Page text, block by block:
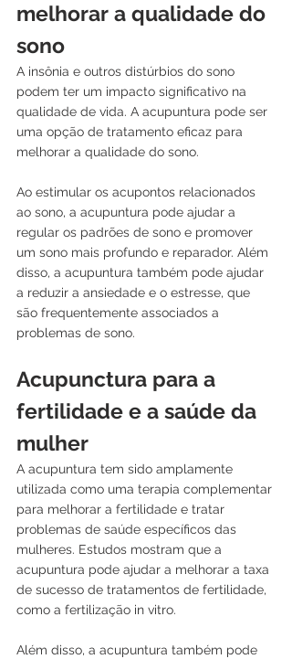
melhorar a qualidade do
sono
A insônia e outros distúrbios do sono
podem ter um impacto significativo na
qualidade de vida. A acupuntura pode ser
uma opção de tratamento eficaz para
melhorar a qualidade do sono.
Ao estimular os acupontos relacionados
ao sono, a acupuntura pode ajudar a
regular os padrões de sono e promover
um sono mais profundo e reparador. Além
disso, a acupuntura também pode ajudar
a reduzir a ansiedade e o estresse, que
são frequentemente associados a
problemas de sono.
Acupunctura para a
fertilidade e a saúde da
mulher
A acupuntura tem sido amplamente
utilizada como uma terapia complementar
para melhorar a fertilidade e tratar
problemas de saúde específicos das
mulheres. Estudos mostram que a
acupuntura pode ajudar a melhorar a taxa
de sucesso de tratamentos de fertilidade,
como a fertilização in vitro.
Além disso, a acupuntura também pode